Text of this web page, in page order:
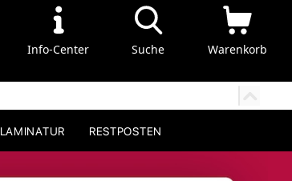
Info-Center Suche Warenkorb
LAMINATUR RESTPOSTEN